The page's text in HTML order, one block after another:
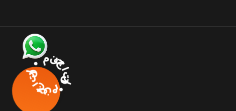
منتجاتنا • منتجاتنا •